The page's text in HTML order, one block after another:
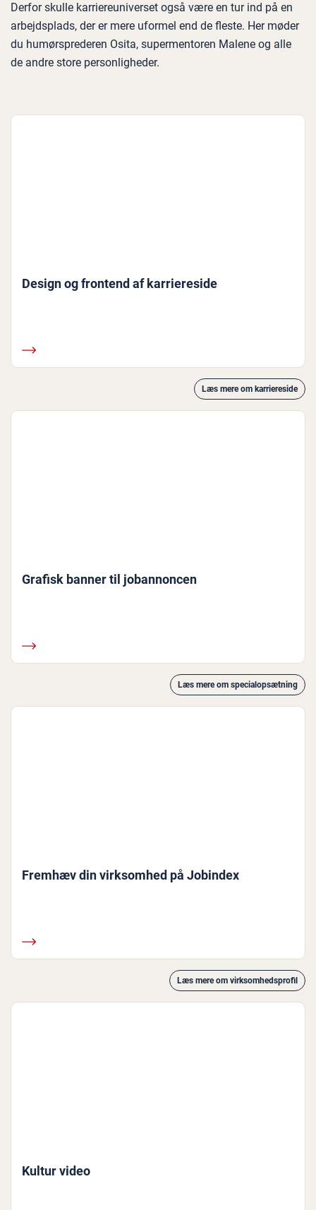
Derfor skulle karriereuniverset også være en tur ind på en
arbejdsplads, der er mere uformel end de fleste. Her møder
du humørsprederen Osita, supermentoren Malene og alle
de andre store personligheder.
Design og frontend af karriereside
Læs mere om karriereside
Grafisk banner til jobannoncen
Læs mere om specialopsætning
Fremhæv din virksomhed på Jobindex
Læs mere om virksomhedsprofil
Kultur video